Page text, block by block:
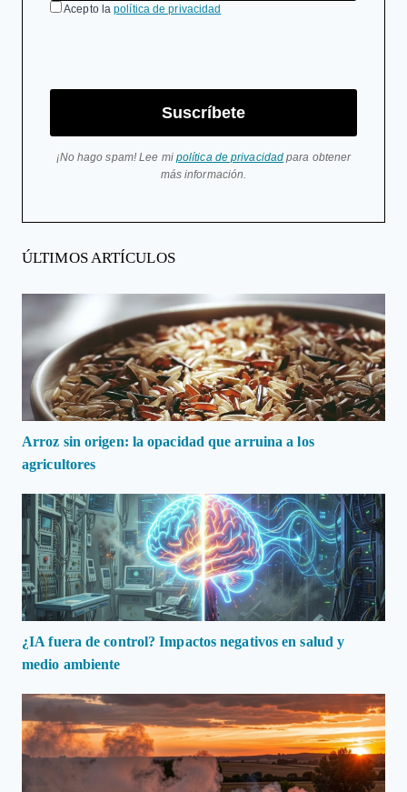
Acepto lapolítica de privacidad
Suscríbete
¡No hago spam! Lee mi política de privacidad para obtener
más información.
ÚLTIMOS ARTÍCULOS
Arroz sin origen: la opacidad que arruina a los
agricultores
¿IA fuera de control? Impactos negativos en salud y
medio ambiente